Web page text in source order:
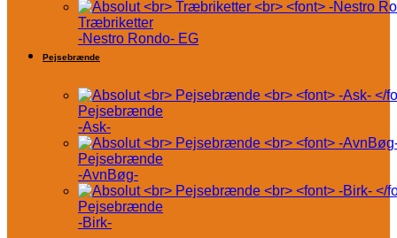
Træbriketter
-Nestro Rondo- EG
Pejsebrænde
Pejsebrænde
-Ask-
Pejsebrænde
-AvnBøg-
Pejsebrænde
-Birk-